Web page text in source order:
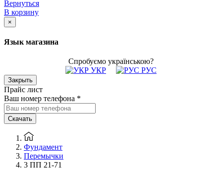
Вернуться
В корзину
×
Язык магазина
Спробуємо українською?
УКР
РУС
Закрыть
Прайс лист
Ваш номер телефона *
Скачать
Фундамент
Перемычки
3 ПП 21-71